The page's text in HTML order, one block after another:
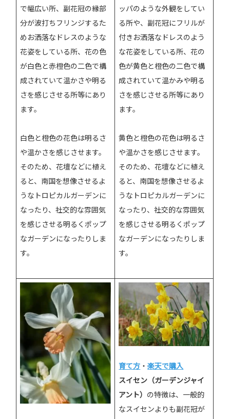
で幅広い所、副花冠の縁部
分が波打ちフリンジするた
めお洒落なドレスのような
花姿をしている所、花の色
が白色と赤橙色の二色で構
成されていて温かさや明る
さを感じさせる所等にあり
ます。
白色と橙色の花色は明るさ
や温かさを感じさせます。
そのため、花壇などに植え
ると、南国を想像させるよ
うなトロピカルガーデンに
なったり、社交的な雰囲気
を感じさせる明るくポップ
なガーデンになったりしま
す。
ッパのような外観をしてい
る所や、副花冠にフリルが
付きお洒落なドレスのよう
な花姿をしている所、花の
色が黄色と橙色の二色で構
成されていて温かみや明る
さを感じさせる所等にあり
ます。
黄色と橙色の花色は明るさ
や温かさを感じさせます。
そのため、花壇などに植え
ると、南国を想像させるよ
うなトロピカルガーデンに
なったり、社交的な雰囲気
を感じさせる明るくポップ
なガーデンになったりしま
す。
育て方 ・楽天で購入
スイセン（ガーデンジャイ
アント） の特徴は、一般的
なスイセンよりも副花冠が